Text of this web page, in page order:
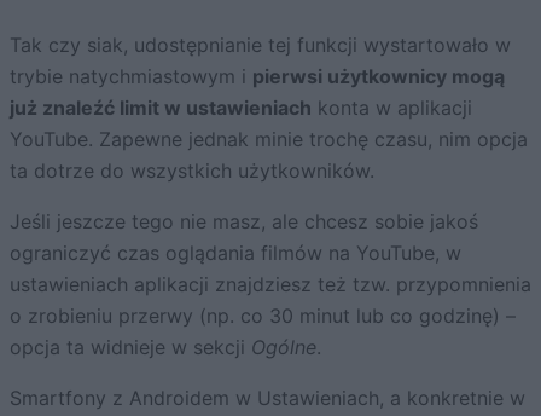
Tak czy siak, udostępnianie tej funkcji wystartowało w
trybie natychmiastowym i pierwsi użytkownicy mogą
już znaleźć limit w ustawieniach konta w aplikacji
YouTube. Zapewne jednak minie trochę czasu, nim opcja
ta dotrze do wszystkich użytkowników.
Jeśli jeszcze tego nie masz, ale chcesz sobie jakoś
ograniczyć czas oglądania filmów na YouTube, w
ustawieniach aplikacji znajdziesz też tzw. przypomnienia
o zrobieniu przerwy (np. co 30 minut lub co godzinę) –
opcja ta widnieje w sekcji Ogólne.
Smartfony z Androidem w Ustawieniach, a konkretnie w